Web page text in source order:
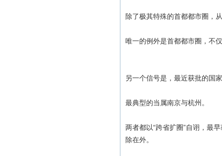
除了极其特殊的首都都市圈，
唯一的例外是首都都市圈，不
另一个信号是，最近获批的国
最典型的当属南京与杭州。
两者都以“跨省扩圈”自诩，最
除在外。